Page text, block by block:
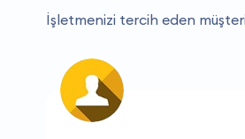
İşletmenizi tercih eden